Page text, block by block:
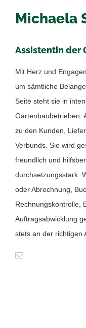
Michaela
Assistentin der
Mit Herz und
um sämtliche
Seite steht sie in
Gartenbaubetrieben.
zu den Kunden,
Verbunds. Sie wird
freundlich und
durchsetzungsstark.
oder Abrechnung,
Rechnungskontrolle,
Auftragsabwicklung
stets an der richtigen